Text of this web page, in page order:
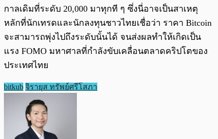
กาลเดิมที่ระดับ 20,000 มาทุกที ๆ ซึ่งนี่อาจเป็นสาเหตุ
หลักที่นักเทรดและนักลงทุนชาวไทยเชื่อว่า ราคา Bitcoin
จะสามารถพุ่งไปถึงระดับนั้นได้ จนส่งผลทำให้เกิดเป็น
แรง FOMO มหาศาลที่กำลังขับเคลื่อนตลาดคริปโตของ
ประเทศไทย
bitkub จิรายุส ทรัพย์ศรีโสภา